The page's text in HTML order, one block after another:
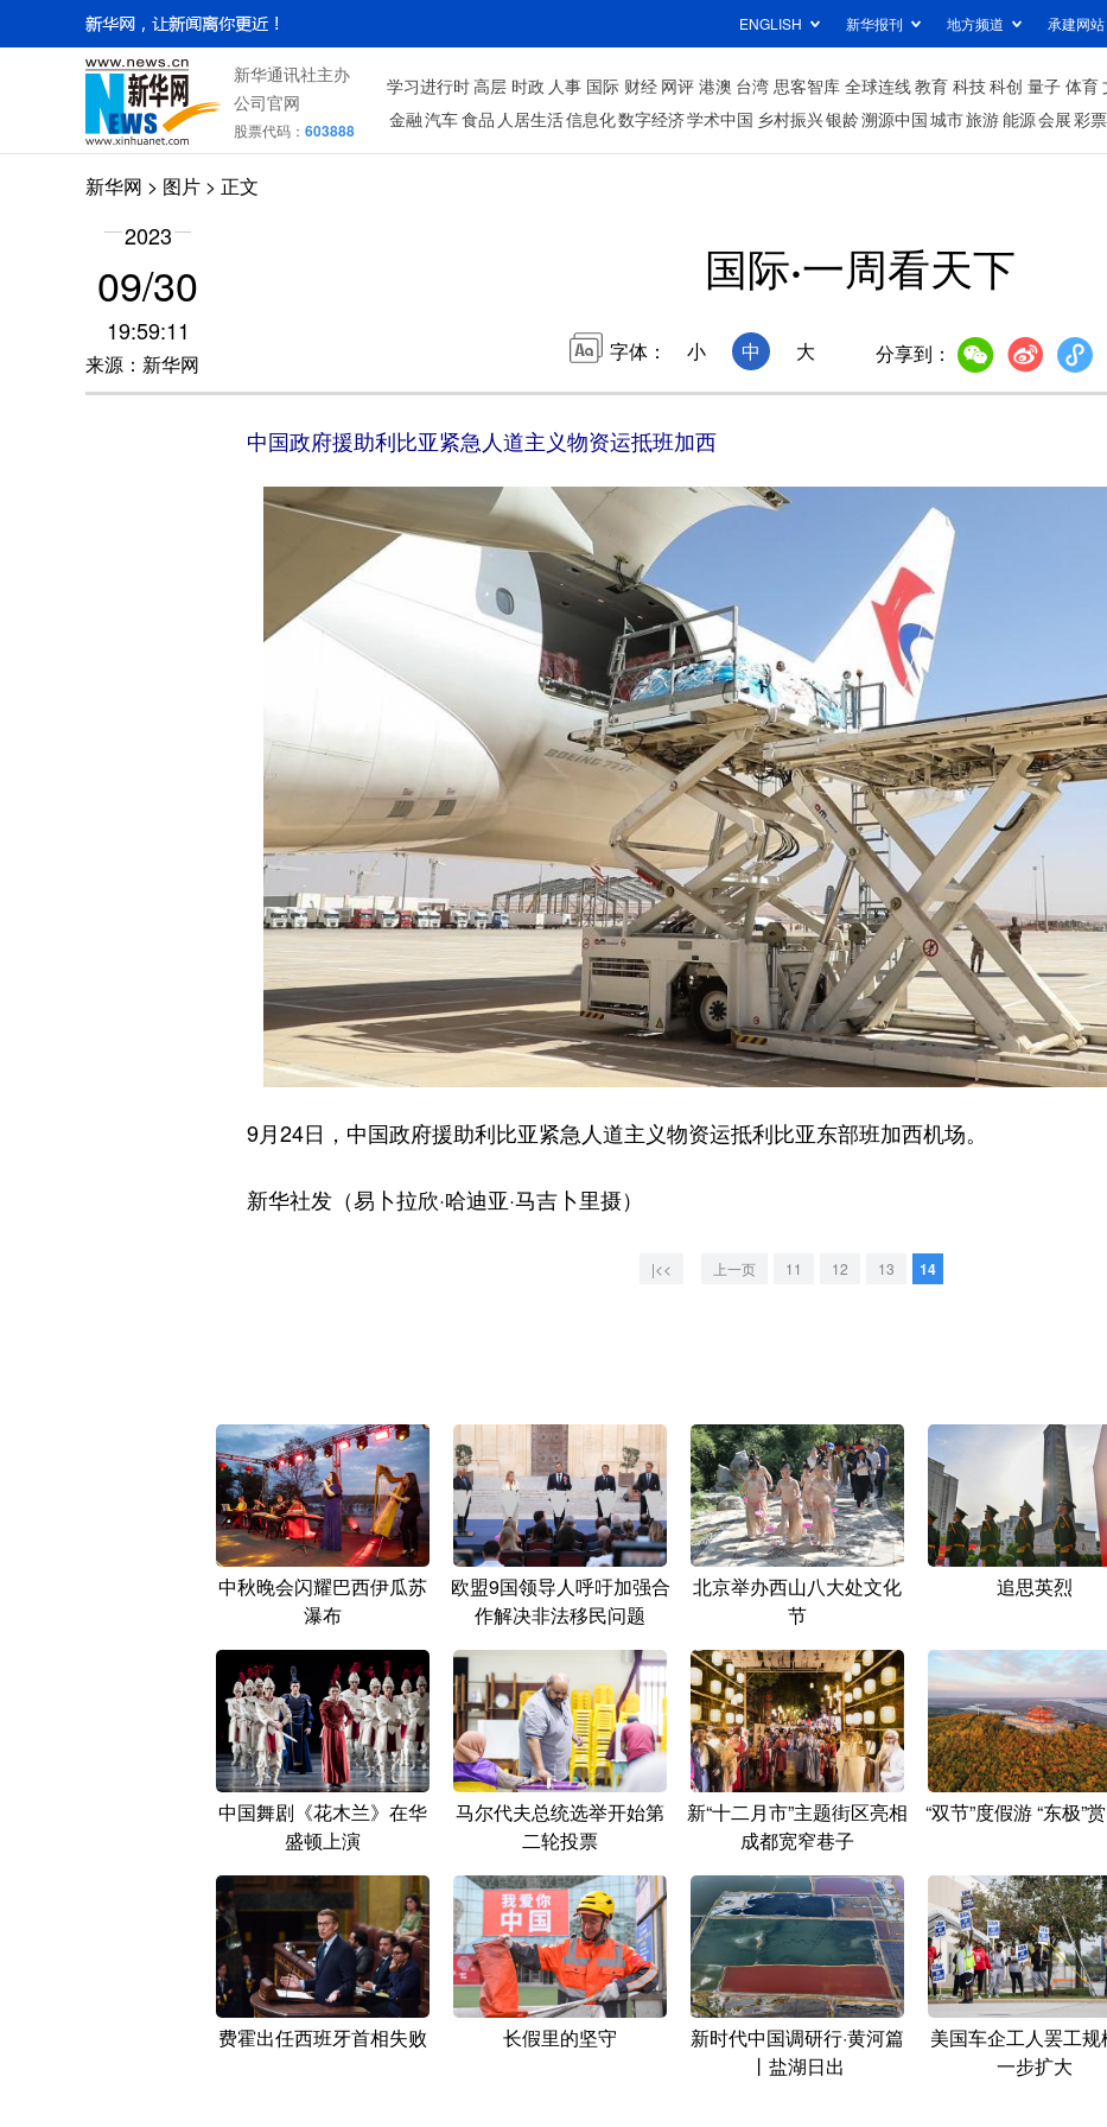
ENGLISH 新华报刊 地方频道 承建网站
新华通讯社主办
公司官网
股票代码： 603888
学习进行时高层 时政 人事 国际 财经 网评 港澳 台湾 思客智库 全球连线教育 科技科创 量子 体育
金融汽车食品 人居生活信息化数字经济学术中国 乡村振兴银龄溯源中国城市旅游能源会展彩票
新华网 > 图片 > 正文
2023
09/30
19:59:11
来源：新华网
国际·一周看天下
字体： 小 中 大 分享到：
中国政府援助利比亚紧急人道主义物资运抵班加西
9月24日，中国政府援助利比亚紧急人道主义物资运抵利比亚东部班加西机场。
新华社发（易卜拉欣·哈迪亚·马吉卜里摄）
|<< 上一页 11 12 13 14
中秋晚会闪耀巴西伊瓜苏
瀑布
欧盟9国领导人呼吁加强合
作解决非法移民问题
北京举办西山八大处文化
节
追思英烈
中国舞剧《花木兰》在华
盛顿上演
马尔代夫总统选举开始第
二轮投票
新“十二月市”主题街区亮相
成都宽窄巷子
“双节”度假游 “东极”
费霍出任西班牙首相失败 长假里的坚守
新时代中国调研行·黄河篇
丨盐湖日出
美国车企工人罢工规
一步扩大